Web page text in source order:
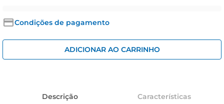
Condições de pagamento
ADICIONAR AO CARRINHO
Descrição Características
iogurte